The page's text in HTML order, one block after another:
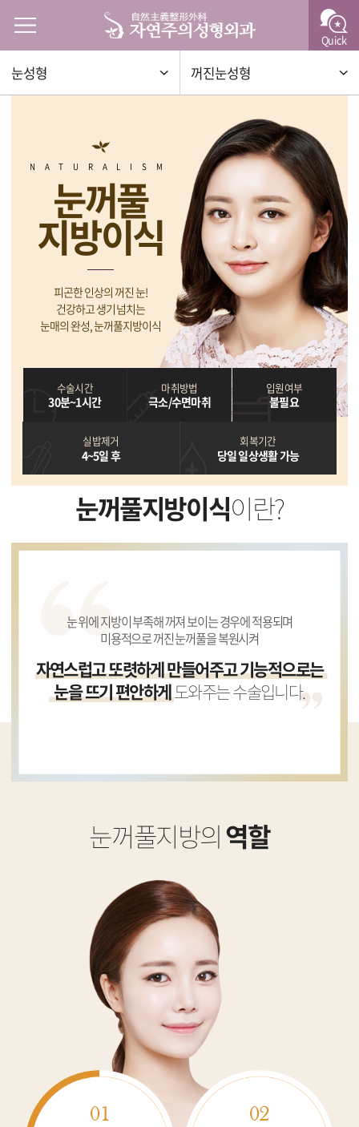
Quick
눈성형 꺼진눈성형
NATURALISM
눈꺼풀
지방이식
피곤한 인상의 꺼진 눈!
건강하고 생기 넘치는
눈매의 완성, 눈꺼풀지방이식
수술시간
30분~1시간
마취방법
극소/수면마취
입원여부
불필요
실밥제거
4~5일 후
회복기간
당일 일상생활 가능
눈꺼풀지방이식이란?
눈 위에 지방이 부족해 꺼져 보이는 경우에 적용되며
미용적으로 꺼진 눈꺼풀을 복원시켜
자연스럽고 또렷하게 만들어주고 기능적으로는
눈을 뜨기 편안하게도와주는 수술입니다.
눈꺼풀지방의역할
01 02